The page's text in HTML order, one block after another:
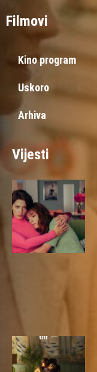
Filmovi
Kino program
Uskoro
Arhiva
Vijesti